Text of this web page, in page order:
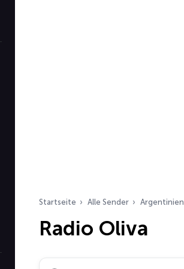
Startseite Alle Sender Argentinien
Radio Oliva
Radiosender suchen…